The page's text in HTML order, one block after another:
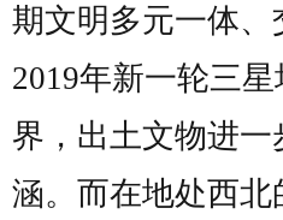
期文明多元一体
2019年新一轮三
界，出土文物进
涵。而在地处西